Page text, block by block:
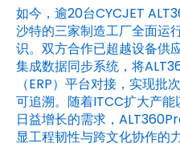
如今，逾20台CYCJET
沙特的三家制造工厂全面运
识。双方合作已超越设备供
集成数据同步系统，将
（ERP）平台对接，实现
可追溯。随着ITCC扩大产
日益增长的需求，
显工程韧性与跨文化协作的力